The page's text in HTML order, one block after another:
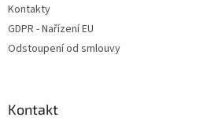
Kontakty
GDPR - Nařízení EU
Odstoupení od smlouvy
Kontakt